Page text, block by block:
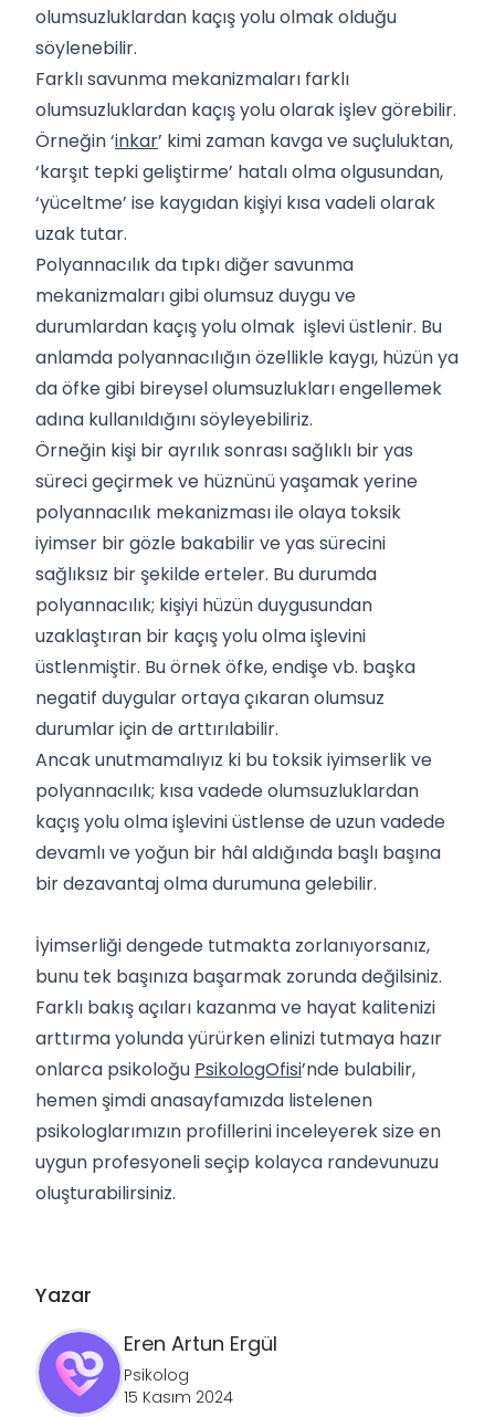
olumsuzluklardan kaçış yolu olmak olduğu
söylenebilir.
Farklı savunma mekanizmaları farklı
olumsuzluklardan kaçış yolu olarak işlev görebilir.
Örneğin ‘inkar’ kimi zaman kavga ve suçluluktan,
‘karşıt tepki geliştirme’ hatalı olma olgusundan,
‘yüceltme’ ise kaygıdan kişiyi kısa vadeli olarak
uzak tutar.
Polyannacılık da tıpkı diğer savunma
mekanizmaları gibi olumsuz duygu ve
durumlardan kaçış yolu olmak işlevi üstlenir. Bu
anlamda polyannacılığın özellikle kaygı, hüzün ya
da öfke gibi bireysel olumsuzlukları engellemek
adına kullanıldığını söyleyebiliriz.
Örneğin kişi bir ayrılık sonrası sağlıklı bir yas
süreci geçirmek ve hüznünü yaşamak yerine
polyannacılık mekanizması ile olaya toksik
iyimser bir gözle bakabilir ve yas sürecini
sağlıksız bir şekilde erteler. Bu durumda
polyannacılık; kişiyi hüzün duygusundan
uzaklaştıran bir kaçış yolu olma işlevini
üstlenmiştir. Bu örnek öfke, endişe vb. başka
negatif duygular ortaya çıkaran olumsuz
durumlar için de arttırılabilir.
Ancak unutmamalıyız ki bu toksik iyimserlik ve
polyannacılık; kısa vadede olumsuzluklardan
kaçış yolu olma işlevini üstlense de uzun vadede
devamlı ve yoğun bir hâl aldığında başlı başına
bir dezavantaj olma durumuna gelebilir.
İyimserliği dengede tutmakta zorlanıyorsanız,
bunu tek başınıza başarmak zorunda değilsiniz.
Farklı bakış açıları kazanma ve hayat kalitenizi
arttırma yolunda yürürken elinizi tutmaya hazır
onlarca psikoloğu PsikologOfisi’nde bulabilir,
hemen şimdi anasayfamızda listelenen
psikologlarımızın profillerini inceleyerek size en
uygun profesyoneli seçip kolayca randevunuzu
oluşturabilirsiniz.
Yazar
Eren Artun Ergül
Psikolog
15 Kasım 2024